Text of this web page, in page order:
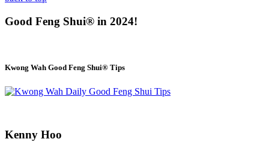
Good Feng Shui® in 2024!
Kwong Wah Good Feng Shui® Tips
Kenny Hoo